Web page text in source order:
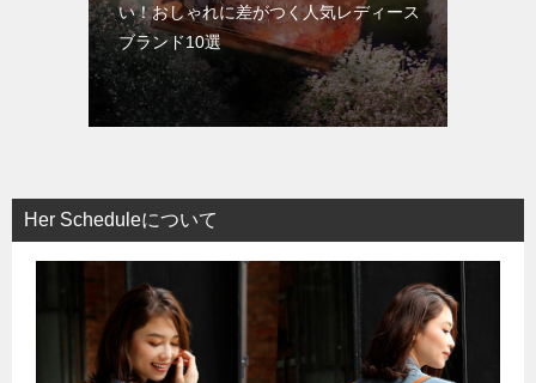
い！おしゃれに差がつく人気レディース
ブランド10選
Her Scheduleについて